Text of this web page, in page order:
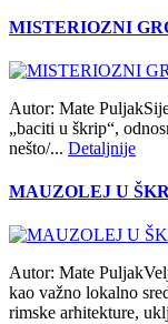
MISTERIOZNI
Autor: Mate
„baciti u škrip“,
nešto/... Detaljnije
MAUZOLEJ U
Autor: Mate
kao važno lokalno
rimske arhitekture,